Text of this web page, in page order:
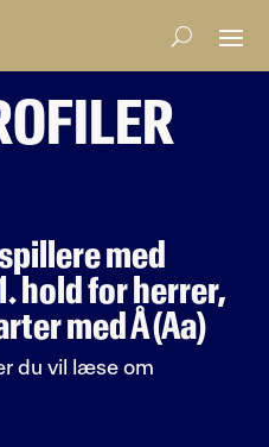
med
hold for herrer,
med Å (Aa)
du vil læse om